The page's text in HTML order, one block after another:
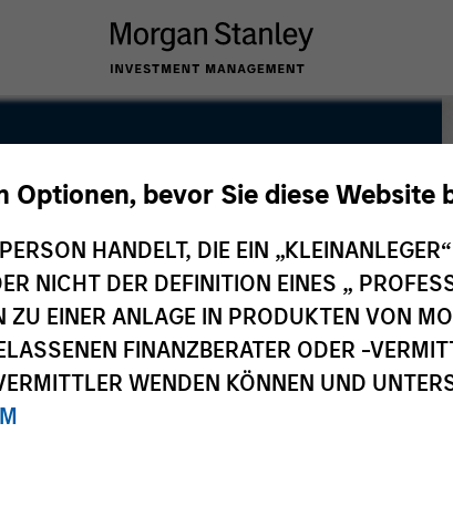
bevor Sie diese Website
HANDELT, DIE EIN
NICHT DER DEFINITION EINES „
ZU EINER ANLAGE IN PRODUKTEN VON
FINANZBERATER ODER -
WENDEN KÖNNEN UND